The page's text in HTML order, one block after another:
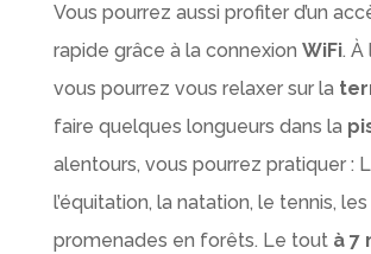
Vous pourrez aussi profiter d’un
rapide grâce à la connexion WiFi. À
vous pourrez vous relaxer sur la
faire quelques longueurs dans la
alentours, vous pourrez pratiquer :
l’équitation, la natation, le tennis, les
promenades en forêts. Le tout à 7